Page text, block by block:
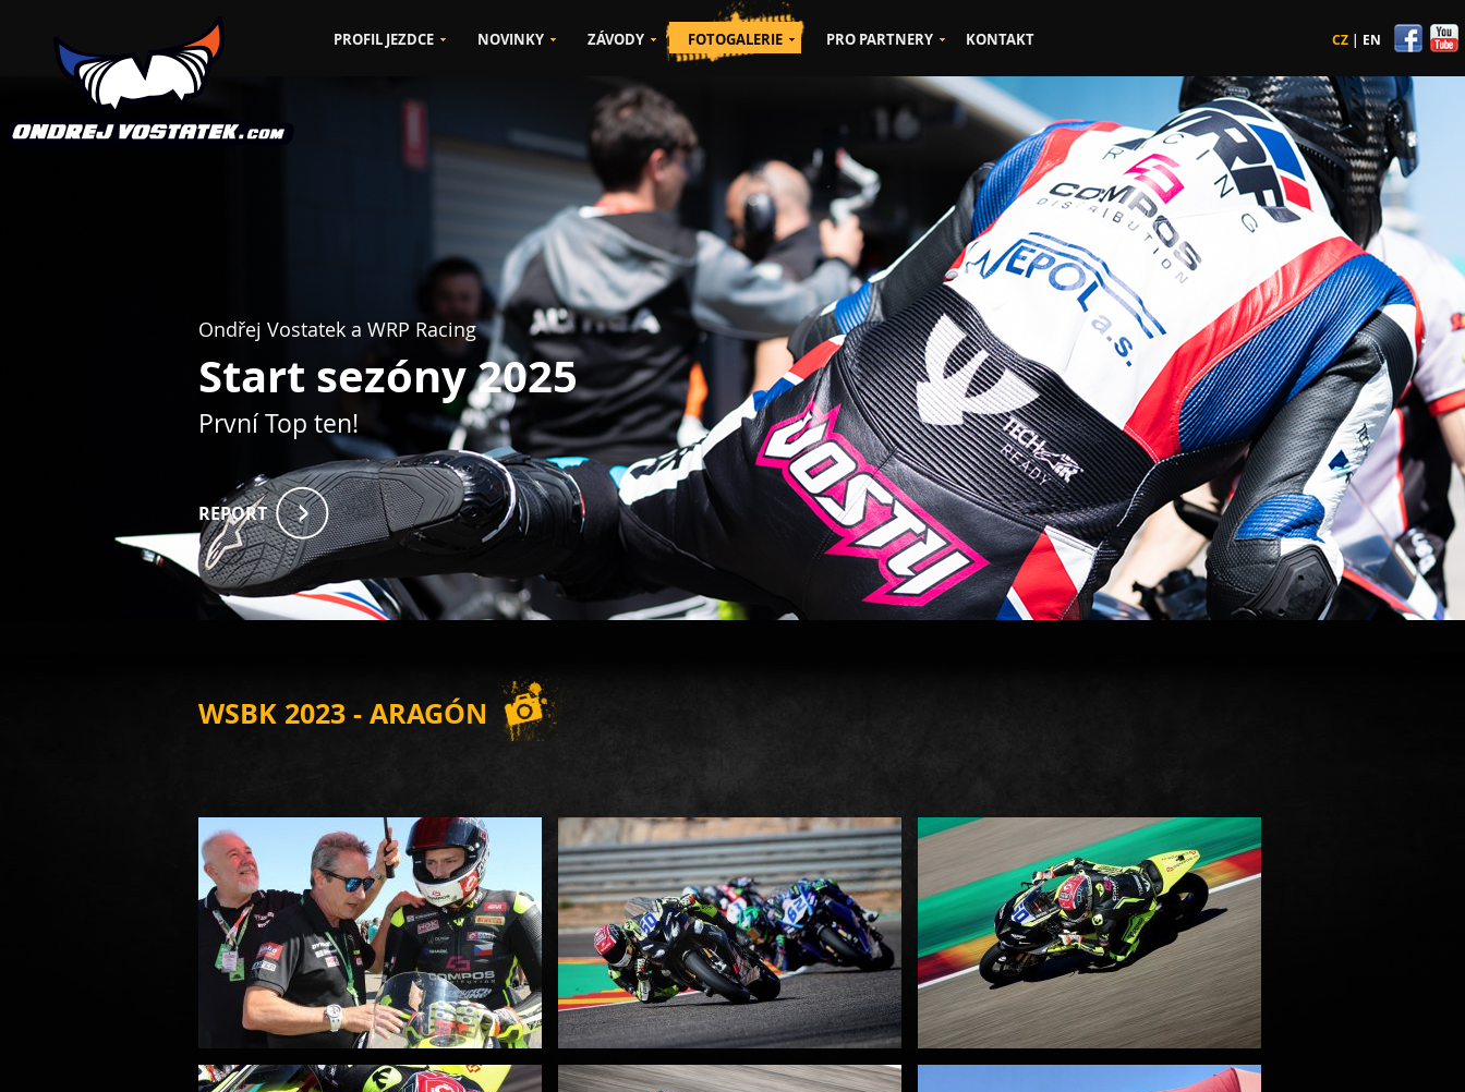
WSBK 2023 - ARAGÓN
PROFIL JEZDCE NOVINKY ZÁVODY FOTOGALERIE PRO PARTNERY KONTAKT CZ | EN
Ondřej Vostatek a WRP Racing
Start sezóny 2025
První Top ten!
REPORT